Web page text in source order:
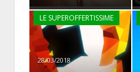
LE SUPEROFFERTISSIME
28/03/2018